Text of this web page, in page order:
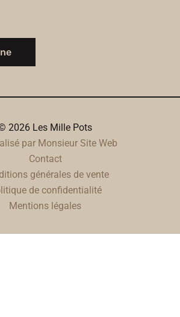
2026 Les Mille Pots
par Monsieur Site Web
Contact
générales de vente
de confidentialité
Mentions légales